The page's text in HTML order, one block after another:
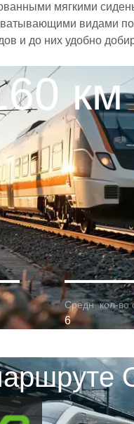
мягкими
видами
и до них удобно
км
Средн. кол-во
6